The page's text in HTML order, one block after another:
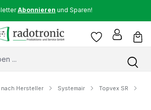
Abonnieren und Sparen!
Hersteller Systemair Topvex SR